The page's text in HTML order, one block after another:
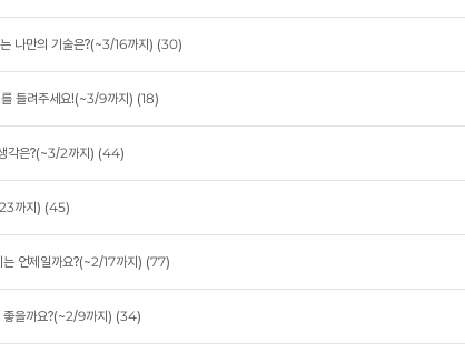
나만의 기술은?(~3/16까지) (30)
들려주세요!(~3/9까지) (18)
각은?(~3/2까지) (44)
까지) (45)
언제일까요?(~2/17까지) (77)
좋을까요?(~2/9까지) (34)